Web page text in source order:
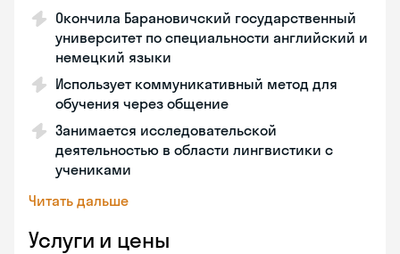
Окончила Барановичский государственный
университет по специальности английский и
немецкий языки
Использует коммуникативный метод для
обучения через общение
Занимается исследовательской
деятельностью в области лингвистики с
учениками
Читать дальше
Услуги и цены